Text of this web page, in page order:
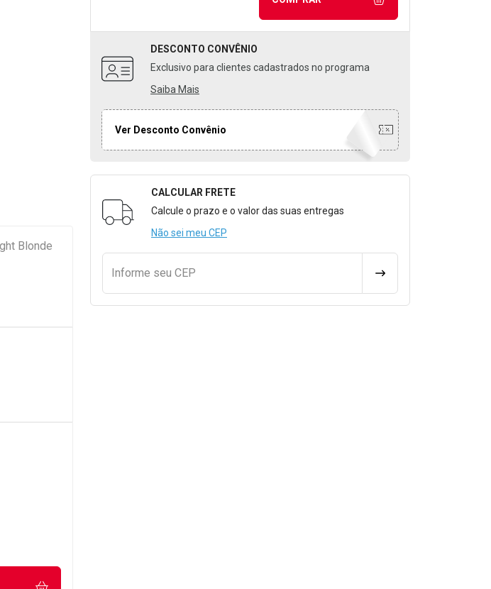
DESCONTO CONVÊNIO
Exclusivo para clientes cadastrados no programa
Saiba Mais
Ver Desconto Convênio
Formulário para Calcular o Frete
CALCULAR FRETE
Calcule o prazo e o valor das suas entregas
Não sei meu CEP
Informe seu CEP CALCULAR FRETE
Blonde